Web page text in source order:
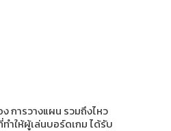
การวางแผน รวมถึงไหว
ำให้ผู้เล่นบอร์ดเกม ได้รับ